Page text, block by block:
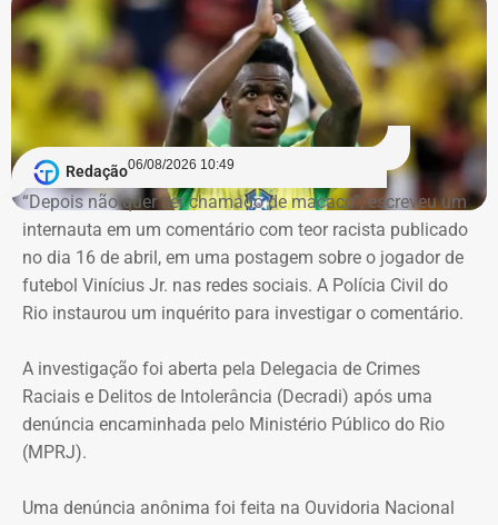
segurança jurídica
Um dos pontos de destaque no ato administrativo é a
atribuição de efeitos retroativos a 1º de julho de 2026.
Segundo a portaria, a medida serve para validar e
regularizar decisões de gestão e investimentos que já
vinham sendo praticados pelos servidores designados
desde o mês passado. O fundo justifica a retroatividade
na necessidade de preservar a continuidade do serviço
público, a eficiência e a segurança jurídica de suas
operações.
Prazos rigorosos para certificação
obrigatória
cronograma rígido aos nomeados que ainda não
Redação06/08/2026 10:49
“Depois não quer ser chamado de macaco”, escreveu um
internauta em um comentário com teor racista publicado
no dia 16 de abril, em uma postagem sobre o jogador de
futebol Vinícius Jr. nas redes sociais. A Polícia Civil do
Rio instaurou um inquérito para investigar o comentário.
A investigação foi aberta pela Delegacia de Crimes
Raciais e Delitos de Intolerância (Decradi) após uma
denúncia encaminhada pelo Ministério Público do Rio
(MPRJ).
Uma denúncia anônima foi feita na Ouvidoria Nacional